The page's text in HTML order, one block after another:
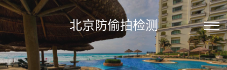
北京防偷拍检测